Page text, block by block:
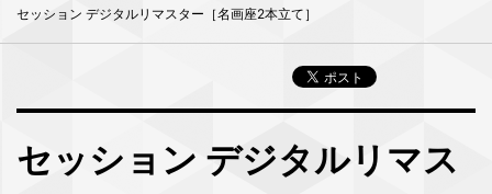
セッション デジタルリマスター［名画座2本立て］
セッション デジタルリマス